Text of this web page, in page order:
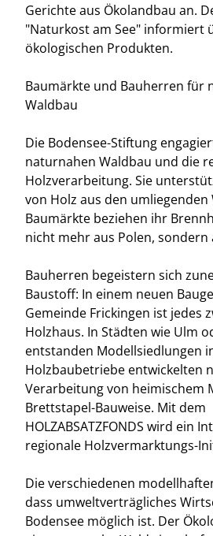
Gerichte aus Ökolandbau an.
"Naturkost am See" informiert
ökologischen Produkten.
Baumärkte und Bauherren für
Waldbau
Die Bodensee-Stiftung
naturnahen Waldbau und die
Holzverarbeitung. Sie
von Holz aus den umliegenden
Baumärkte beziehen ihr
nicht mehr aus Polen, sondern
Bauherren begeistern sich
Baustoff: In einem neuen
Gemeinde Frickingen ist jedes
Holzhaus. In Städten wie Ulm
entstanden Modellsiedlungen
Holzbaubetriebe entwickelten
Verarbeitung von heimischem
Brettstapel-Bauweise. Mit dem
HOLZABSATZFONDS wird ein
regionale Holzvermarktungs-
Die verschiedenen
dass umweltverträgliches
Bodensee möglich ist. Der